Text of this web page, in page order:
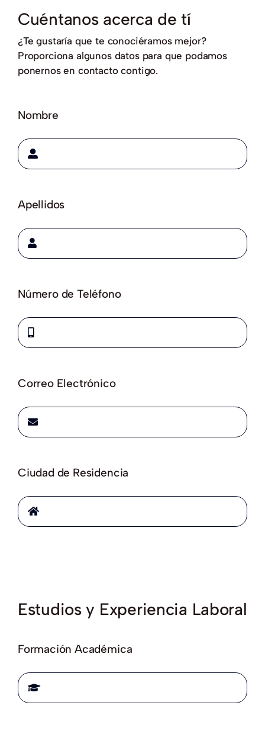
Capacitaciones
Novedades
Valor
Contacto
Cuéntanos acerca de tí
¿Te gustaría que te conociéramos mejor?
Proporciona algunos datos para que podamos
ponernos en contacto contigo.
Nombre
Apellidos
Número de Teléfono
Correo Electrónico
Ciudad de Residencia
Estudios y Experiencia Laboral
Formación Académica